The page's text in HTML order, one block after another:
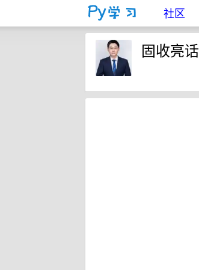
社区
固收亮话